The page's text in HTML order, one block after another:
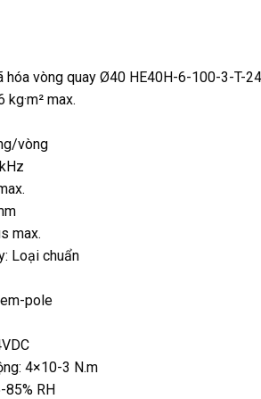
hóa vòng quay Ø40 HE40H-6-100-3-T-
max.
vòng
max.
Loại chuẩn
pole
4×10-3 N.m
RH